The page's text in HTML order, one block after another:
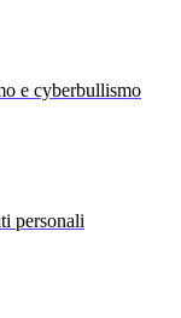
e cyberbullismo
personali